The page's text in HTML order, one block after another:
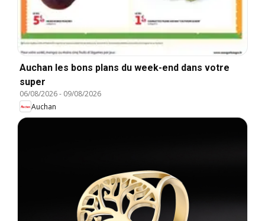
Auchan les bons plans du week-end dans votre
super
06/08/2026- 09/08/2026
Auchan